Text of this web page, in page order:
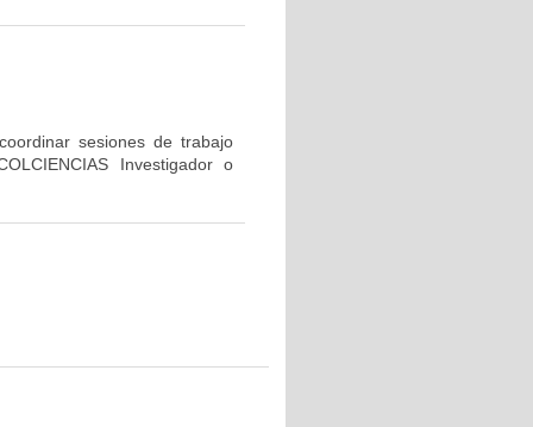
sesiones de trabajo
Investigador o